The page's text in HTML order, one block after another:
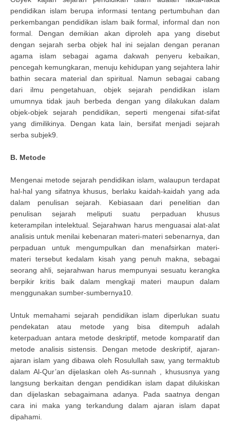
pendidikan islam berupa informasi tentang pertumbuhan dan
perkembangan pendidikan islam baik formal, informal dan non
formal. Dengan demikian akan diproleh apa yang disebut
dengan sejarah serba objek hal ini sejalan dengan peranan
agama islam sebagai agama dakwah penyeru kebaikan,
pencegah kemungkaran, menuju kehidupan yang sejahtera lahir
bathin secara material dan spiritual. Namun sebagai cabang
dari ilmu pengetahuan, objek sejarah pendidikan islam
umumnya tidak jauh berbeda dengan yang dilakukan dalam
objek-objek sejarah pendidikan, seperti mengenai sifat-sifat
yang dimilikinya. Dengan kata lain, bersifat menjadi sejarah
serba subjek9.
B. Metode
Mengenai metode sejarah pendidikan islam, walaupun terdapat
hal-hal yang sifatnya khusus, berlaku kaidah-kaidah yang ada
dalam penulisan sejarah. Kebiasaan dari penelitian dan
penulisan sejarah meliputi suatu perpaduan khusus
keterampilan intelektual. Sejarahwan harus menguasai alat-alat
analisis untuk menilai kebenaran materi-materi sebenarnya, dan
perpaduan untuk mengumpulkan dan menafsirkan materi-
materi tersebut kedalam kisah yang penuh makna, sebagai
seorang ahli, sejarahwan harus mempunyai sesuatu kerangka
berpikir kritis baik dalam mengkaji materi maupun dalam
menggunakan sumber-sumbernya10.
Untuk memahami sejarah pendidikan islam diperlukan suatu
pendekatan atau metode yang bisa ditempuh adalah
keterpaduan antara metode deskriptif, metode komparatif dan
metode analisis sistensis. Dengan metode deskriptif, ajaran-
ajaran islam yang dibawa oleh Rosulullah saw, yang termaktub
dalam Al-Qur’an dijelaskan oleh As-sunnah , khususnya yang
langsung berkaitan dengan pendidikan islam dapat dilukiskan
dan dijelaskan sebagaimana adanya. Pada saatnya dengan
cara ini maka yang terkandung dalam ajaran islam dapat
dipahami.